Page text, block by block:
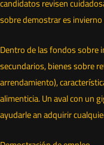
sobre demostrar es
Dentro de las fondos sobre
secundarios, bienes sobre
arrendamiento),
alimenticia. Un aval con un
ayudarle an adquirir